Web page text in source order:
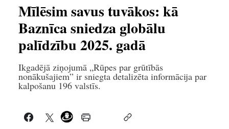
Mīlēsim savus tuvākos: kā
Baznīca sniedza globālu
palīdzību 2025. gadā
Ikgadējā ziņojumā „Rūpes par grūtībās
nonākušajiem” ir sniegta detalizēta informācija par
kalpošanu 196 valstīs.